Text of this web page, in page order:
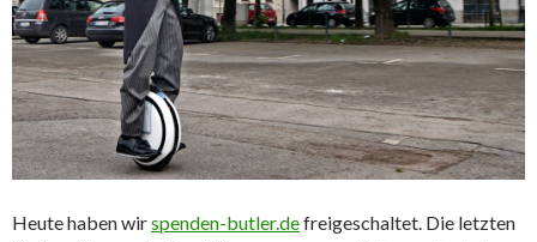
Heute haben wirspenden-butler.defreigeschaltet. Die letzten